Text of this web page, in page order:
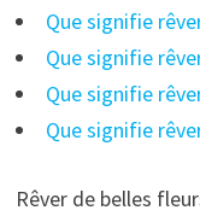
Que signifie
Que signifie
Que signifie
Que signifie
Rêver de belles